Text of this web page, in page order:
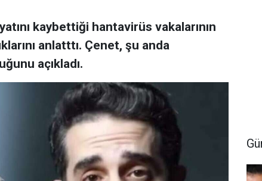
kaybettiği hantavirüs vakalarının
anlatttı. Çenet, şu anda
açıkladı.